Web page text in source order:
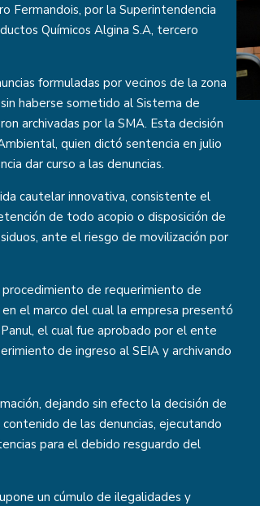
Fermandois, por la Superintendencia
Químicos Algina S.A, tercero
formuladas por vecinos de la zona
haberse sometido al Sistema de
archivadas por la SMA. Esta decisión
quien dictó sentencia en julio
dar curso a las denuncias.
cautelar innovativa, consistente el
de todo acopio o disposición de
ante el riesgo de movilización por
procedimiento de requerimiento de
el marco del cual la empresa presentó
el cual fue aprobado por el ente
de ingreso al SEIA y archivando
dejando sin efecto la decisión de
de las denuncias, ejecutando
para el debido resguardo del
un cúmulo de ilegalidades y